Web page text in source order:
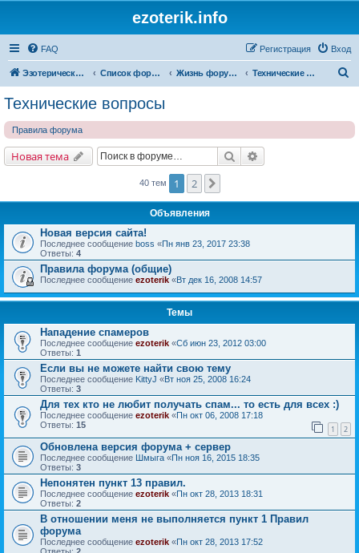
ezoterik.info
FAQ Вход
Регистрация
Эзотерический сайт Список форумов Жизнь форума и сайта Технические вопросы
Технические вопросы
Правила форума
Новая тема Поиск
40 тем 1 2
Объявления
Новая версия сайта!
Последнее сообщение boss «Пн янв 23, 2017 23:38
Ответы: 4
Правила форума (общие)
Последнее сообщение ezoterik «Вт дек 16, 2008 14:57
Темы
Нападение спамеров
Последнее сообщение ezoterik «Сб июн 23, 2012 03:00
Ответы: 1
Если вы не можете найти свою тему
Последнее сообщение KittyJ «Вт ноя 25, 2008 16:24
Ответы: 3
Для тех кто не любит получать спам... то есть для всех :)
Последнее сообщение ezoterik «Пн окт 06, 2008 17:18
Ответы: 15 1 2
Обновлена версия форума + сервер
Последнее сообщение Шмыга «Пн ноя 16, 2015 18:35
Ответы: 3
Непонятен пункт 13 правил.
Последнее сообщение ezoterik «Пн окт 28, 2013 18:31
Ответы: 2
В отношении меня не выполняется пункт 1 Правил
форума
Последнее сообщение ezoterik «Пн окт 28, 2013 17:52